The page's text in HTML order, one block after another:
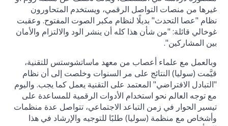
غيرها من منصات التواصل الرقمي، ويستخدم المتحاورون
نظام "عصا التحدث" بديلًا لنظام مكبر الصوت المفتوح. وعقبت
غوخالي قائلة: "من شأن هذا كله أن ينشر الود والالتزام والأمان
بين المشاركين".
وبالعمل مع علماء أعصاب من معهد ماساتشوستس للتقنية،
قيَّمت (سوليا) النتائج على مر السنوات وخلصت إلى أن نظام
"التبادل الافتراضي" المعتمد على التقنية يعمل كما يجب. واليوم
مع توجه العالم نحو استخدام الأدوات الرقمية للمساعدة على
تيسير الحوار في زمن التباعد الاجتماعي، تتواصل عدة منظمات
وأشخاص مع منظمة (سوليا) طلبًا للتوجيه والإرشاد في هذا